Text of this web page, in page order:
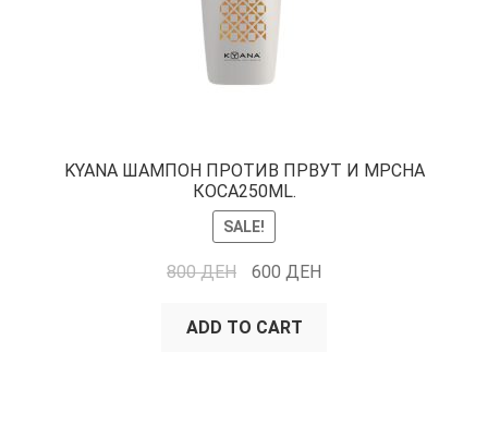
KYANA ШАМПОН ПРОТИВ ПРВУТ И МРСНА
КОСА250ML.
SALE!
800ДЕН 600 ДЕН
ADD TO CART